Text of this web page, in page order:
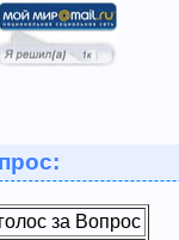
за Вопрос